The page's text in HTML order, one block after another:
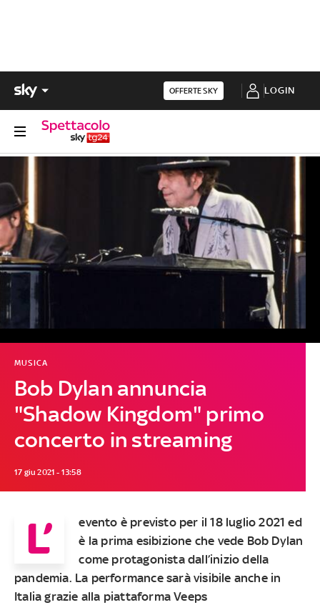
OFFERTE SKY LOGIN
Bob Dylan annuncia
"Shadow Kingdom" primo
concerto in streaming
MUSICA
17 giu 2021 - 13:58
L’
evento è previsto per il 18 luglio 2021 ed
è la prima esibizione che vede Bob Dylan
come protagonista dall’inizio della
pandemia. La performance sarà visibile anche in
Italia grazie alla piattaforma Veeps